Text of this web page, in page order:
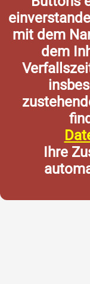
mit dem
dem
Ihre